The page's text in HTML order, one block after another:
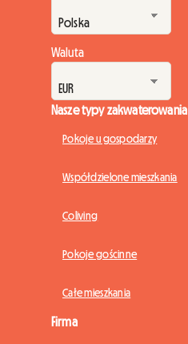
Waluta
Nasze typy zakwaterowania
Pokoje u gospodarzy
Współdzielone mieszkania
Coliving
Pokoje gościnne
Całe mieszkania
Firma